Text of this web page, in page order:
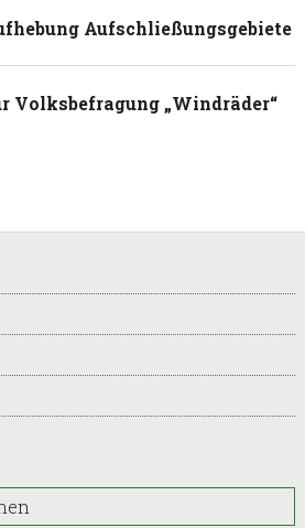
Aufschließungsgebiete
Volksbefragung „Windräder“